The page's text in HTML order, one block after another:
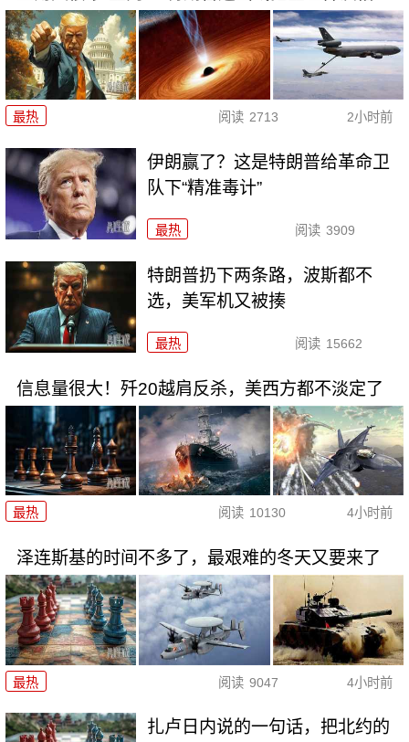
最热 阅读 2713 2小时前
伊朗赢了？这是特朗普给革命卫
队下“精准毒计”
最热 阅读 3909
特朗普扔下两条路，波斯都不
选，美军机又被揍
最热 阅读 15662
信息量很大！歼20越肩反杀，美西方都不淡定了
最热 阅读 10130 4小时前
泽连斯基的时间不多了，最艰难的冬天又要来了
最热 阅读 9047 4小时前
扎卢日内说的一句话，把北约的